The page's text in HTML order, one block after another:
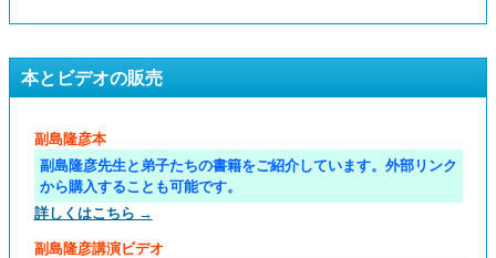
本とビデオの販売
副島隆彦本
副島隆彦先生と弟子たちの書籍をご紹介しています。外部リンク
から購入することも可能です。
詳しくはこちら →
副島隆彦講演ビデオ